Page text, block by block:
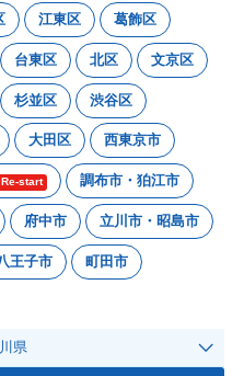
江東区 葛飾区
台東区 北区 文京区
杉並区 渋谷区
大田区 西東京市
Re-start 調布市・狛江市
府中市 立川市・昭島市
王子市 町田市
県